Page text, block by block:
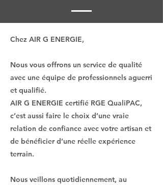
Chez AIR G ENERGIE,
Nous vous offrons un service de qualité
avec une équipe de professionnels aguerri
et qualifié.
AIR G ENERGIE certifié RGE QualiPAC,
c’est aussi faire le choix d’une vraie
relation de confiance avec votre artisan et
de bénéficier d’une réelle expérience
terrain.
Nous veillons quotidiennement, au